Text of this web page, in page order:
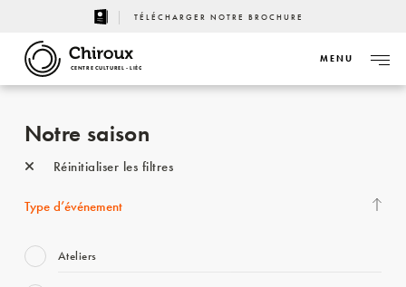
TÉLÉCHARGER NOTRE BROCHURE
CENTRE CULTUREL - LIÈGE
MENU
Notre saison
Réinitialiser les filtres
Type d’événement
Ateliers